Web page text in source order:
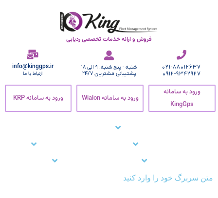
فروش و ارائه خدمات تخصصی ردیابی
021-88012637
0912-9342927
شنبه - پنج شنبه: 9 الی 18
پشتیبانی مشتریان 24/7
info@kinggps.ir
ارتباط با ما
ورود به سامانه
KingGps
ورود به سامانه Wialon ورود به سامانه KRP
متن سربرگ خود را وارد کنید